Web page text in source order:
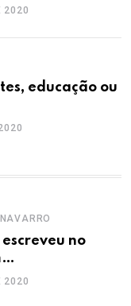
2020
educação ou
no
2020